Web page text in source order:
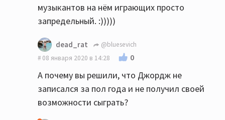
музыкантов на нём играющих просто
запредельный. :)))))
dead_rat
@bluesevich
08 января 2020 в 14:28
0
А почему вы решили, что Джордж не
записался за пол года и не получил своей
возможности сыграть?